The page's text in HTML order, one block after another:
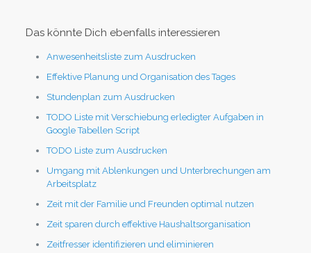
Das könnte Dich ebenfalls interessieren
Anwesenheitsliste zum Ausdrucken
Effektive Planung und Organisation des Tages
Stundenplan zum Ausdrucken
TODO Liste mit Verschiebung erledigter Aufgaben in
Google Tabellen Script
TODO Liste zum Ausdrucken
Umgang mit Ablenkungen und Unterbrechungen am
Arbeitsplatz
Zeit mit der Familie und Freunden optimal nutzen
Zeit sparen durch effektive Haushaltsorganisation
Zeitfresser identifizieren und eliminieren